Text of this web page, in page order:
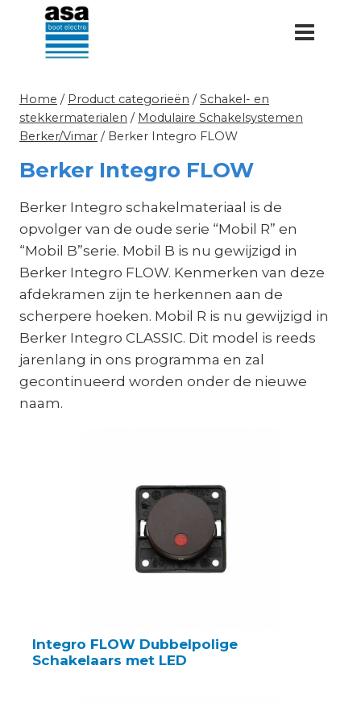
Doorgaan
inhoud
Home / Product categorieën / Schakel- en
stekkermaterialen / Modulaire Schakelsystemen
Berker/Vimar / Berker Integro FLOW
Berker Integro FLOW
Berker Integro schakelmateriaal is de
opvolger van de oude serie “Mobil R” en
“Mobil B”serie. Mobil B is nu gewijzigd in
Berker Integro FLOW. Kenmerken van deze
afdekramen zijn te herkennen aan de
scherpere hoeken. Mobil R is nu gewijzigd in
Berker Integro CLASSIC. Dit model is reeds
jarenlang in ons programma en zal
gecontinueerd worden onder de nieuwe
naam.
Integro FLOW Dubbelpolige
Schakelaars met LED